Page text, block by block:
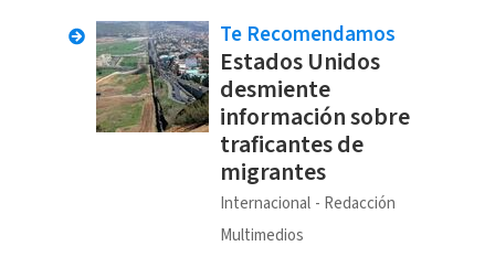
Te Recomendamos
Estados Unidos
desmiente
información sobre
traficantes de
migrantes
Internacional
Redacción
Multimedios